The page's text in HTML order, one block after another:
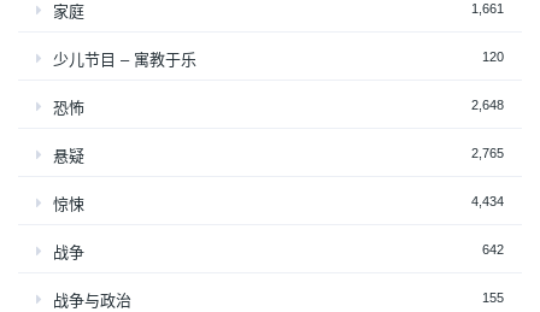
家庭 1,661
少儿节目 – 寓教于乐 120
恐怖 2,648
悬疑 2,765
惊悚 4,434
战争 642
战争与政治 155